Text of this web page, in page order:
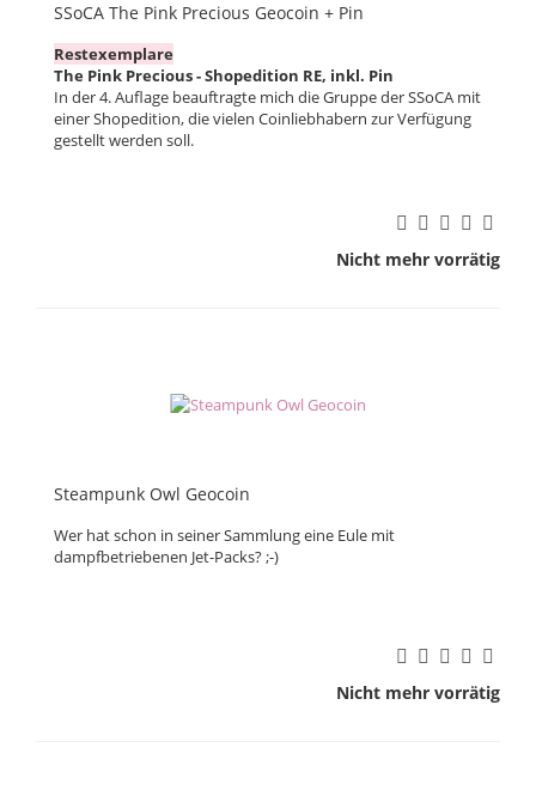
SSoCA The Pink Precious Geocoin + Pin
Restexemplare
The Pink Precious - Shopedition RE, inkl. Pin
In der 4. Auflage beauftragte mich die Gruppe der SSoCA mit
einer Shopedition, die vielen Coinliebhabern zur Verfügung
gestellt werden soll.
Nicht mehr vorrätig
Steampunk Owl Geocoin
Wer hat schon in seiner Sammlung eine Eule mit
dampfbetriebenen Jet-Packs? ;-)
Nicht mehr vorrätig